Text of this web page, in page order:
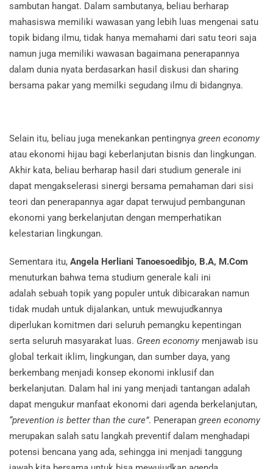
sambutan hangat. Dalam sambutanya, beliau berharap
mahasiswa memiliki wawasan yang lebih luas mengenai satu
topik bidang ilmu, tidak hanya memahami dari satu teori saja
namun juga memiliki wawasan bagaimana penerapannya
dalam dunia nyata berdasarkan hasil diskusi dan sharing
bersama pakar yang memilki segudang ilmu di bidangnya.
Selain itu, beliau juga menekankan pentingnya green economy
atau ekonomi hijau bagi keberlanjutan bisnis dan lingkungan.
Akhir kata, beliau berharap hasil dari studium generale ini
dapat mengakselerasi sinergi bersama pemahaman dari sisi
teori dan penerapannya agar dapat terwujud pembangunan
ekonomi yang berkelanjutan dengan memperhatikan
kelestarian lingkungan.
Sementara itu, Angela Herliani Tanoesoedibjo, B.A, M.Com
menuturkan bahwa tema studium generale kali ini
adalah sebuah topik yang populer untuk dibicarakan namun
tidak mudah untuk dijalankan, untuk mewujudkannya
diperlukan komitmen dari seluruh pemangku kepentingan
serta seluruh masyarakat luas. Green economy menjawab isu
global terkait iklim, lingkungan, dan sumber daya, yang
berkembang menjadi konsep ekonomi inklusif dan
berkelanjutan. Dalam hal ini yang menjadi tantangan adalah
dapat mengukur manfaat ekonomi dari agenda berkelanjutan,
“prevention is better than the cure”. Penerapan green economy
merupakan salah satu langkah preventif dalam menghadapi
potensi bencana yang ada, sehingga ini menjadi tanggung